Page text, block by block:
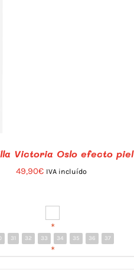
Victoria Oslo efecto piel
49,90€ IVA incluído
*
31 32 33 34 35 36 37
*